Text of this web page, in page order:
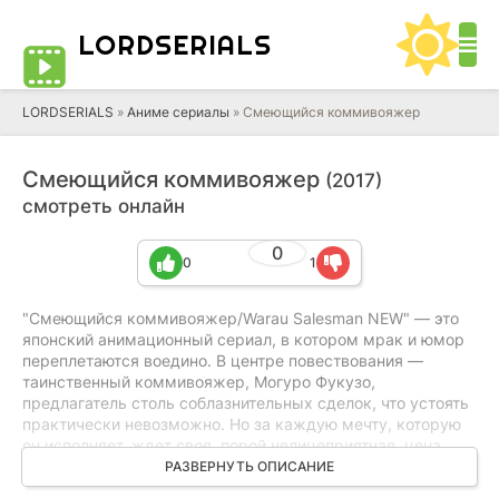
LORDSERIALS
LORDSERIALS » Аниме сериалы » Смеющийся коммивояжер
Смеющийся коммивояжер (2017)
смотреть онлайн
0
0 1
"Смеющийся коммивояжер/Warau Salesman NEW" — это
японский анимационный сериал, в котором мрак и юмор
переплетаются воедино. В центре повествования —
таинственный коммивояжер, Могуро Фукузо,
предлагатель столь соблазнительных сделок, что устоять
практически невозможно. Но за каждую мечту, которую
он исполняет, ждет своя, порой нелицеприятная, цена.
Атмосфера сериала наполнена иронией и напряжением,
завораживающей игрой со скрытыми желаниями людей.
РАЗВЕРНУТЬ ОПИСАНИЕ